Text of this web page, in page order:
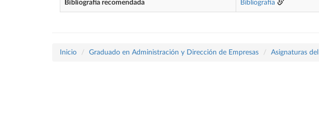
Bibliografía recomendada Bibliografía
Inicio Graduado en Administración y Dirección de Empresas Asignaturas